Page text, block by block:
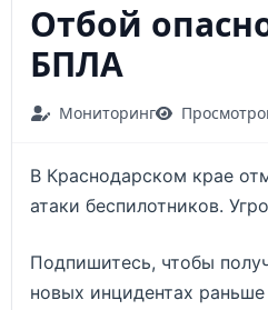
Отбой
БПЛА
Мониторинг
В Краснодарском крае
атаки беспилотников.
Подпишитесь, чтобы
новых инцидентах раньше